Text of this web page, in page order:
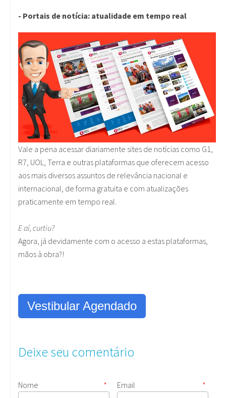
- Portais de notícia: atualidade em tempo real
Vale a pena acessar diariamente sites de notícias como G1,
R7, UOL, Terra e outras plataformas que oferecem acesso
aos mais diversos assuntos de relevância nacional e
internacional, de forma gratuita e com atualizações
praticamente em tempo real.
E aí, curtiu?
Agora, já devidamente com o acesso a estas plataformas,
mãos à obra?!
Vestibular Agendado
Deixe seu comentário
Nome * Email *